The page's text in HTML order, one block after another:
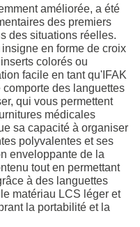
améliorée, a été
des premiers
des situations réelles.
en forme de croix
colorés ou
facile en tant qu'IFAK
des languettes
qui vous permettent
médicales
sa capacité à organiser
polyvalentes et ses
enveloppante de la
tout en permettant
à des languettes
matériau LCS léger et
la portabilité et la